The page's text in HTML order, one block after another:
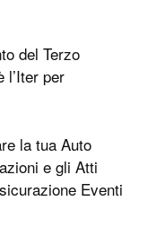
del Terzo
l’Iter per
la tua Auto
e gli Atti
Eventi